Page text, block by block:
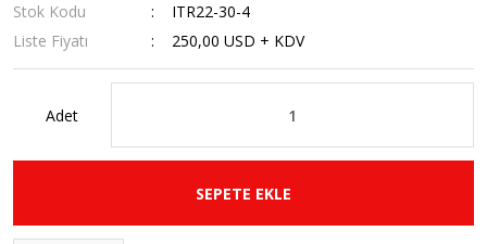
Stok Kodu
ITR22-30-4
Liste Fiyatı
250,00 USD + KDV
Adet
SEPETE EKLE